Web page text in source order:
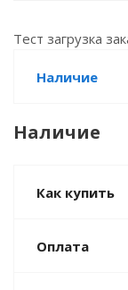
Тест загрузка
Наличие
Наличие
Как купить
Оплата